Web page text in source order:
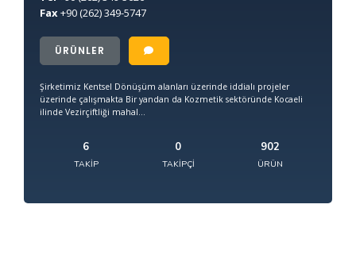
Fax+90(262) 349-5747
ÜRÜNLER
Şirketimiz Kentsel Dönüşüm alanları üzerinde iddialı projeler
üzerinde çalışmakta Bir yandan da Kozmetik sektöründe Kocaeli
ilinde Vezirçiftliği mahal...
6
TAKIP
0
TAKIPÇI
902
ÜRÜN